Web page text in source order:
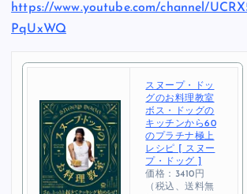
https://www.youtube.com/channel/
PqUxWQ
スヌープ・ドッ
グのお料理教室
ボス・ドッグの
キッチンから60
のプラチナ極上
レシピ [ スヌー
プ・ドッグ ]
価格：3410円
（税込、送料無